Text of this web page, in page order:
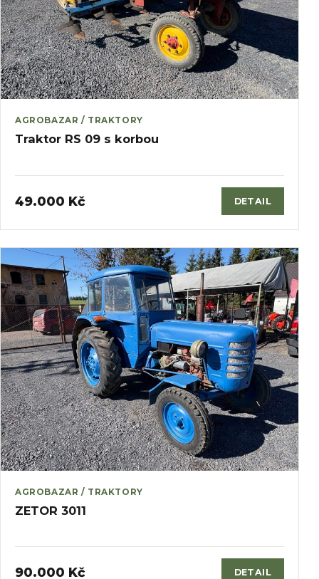
AGROBAZAR / TRAKTORY
Traktor RS 09 s korbou
49.000 Kč DETAIL
AGROBAZAR / TRAKTORY
ZETOR 3011
90.000 Kč DETAIL